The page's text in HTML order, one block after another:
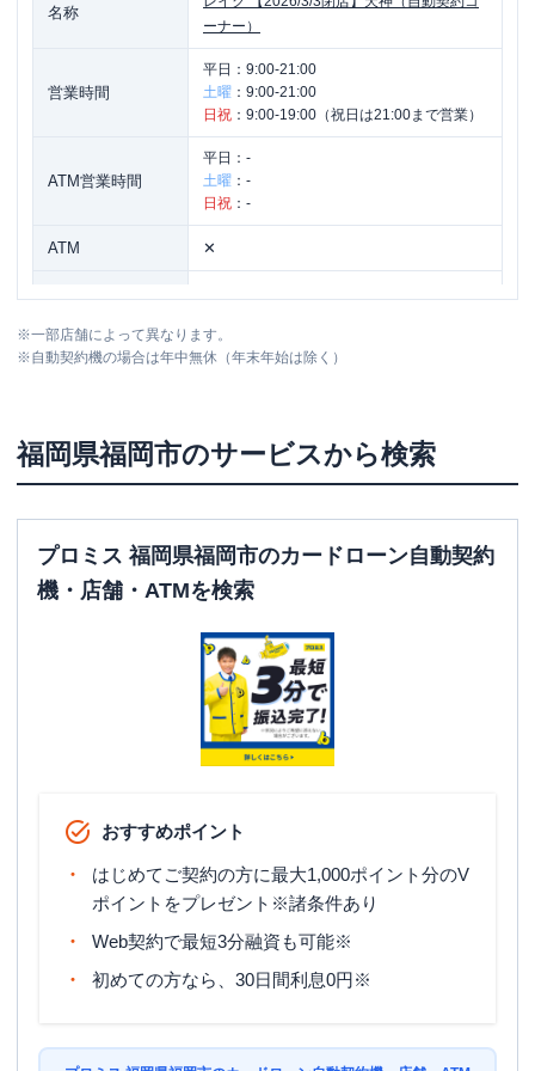
名称
ーナー）
営業時間
平日： 9:00-21:00
土曜 ： 9:00-21:00
日祝 ： 9:00-19:00（祝日は21:00まで営業）
ATM営業時間
平日： -
土曜 ： -
日祝 ： -
ATM ✕
住所
福岡県福岡市中央区天神3丁目16番21号
中村家第一ビル4階
名称
【2026/3/17閉店】天神西通り（自動
契約コーナー）
日祝：9:00-19:00（祝日は21:00まで営業）
平日：-
日祝：-
✕
✕
福岡市南区の情報一覧
名称
レイク 【2026/3/3閉店】大橋（自動契約コ
日祝：9:00-19:00（祝日は21:00まで営業）
※一部店舗によって異なります。
※自動契約機の場合は年中無休（年末年始は除く）
福岡県福岡市のサービスから検索
プロミス 福岡県福岡市のカードローン自動契約
機・店舗・ATMを検索
おすすめポイント
はじめてご契約の方に最大1,000ポイント分のV
ポイントをプレゼント※諸条件あり
Web契約で最短3分融資も可能※
初めての方なら、30日間利息0円※